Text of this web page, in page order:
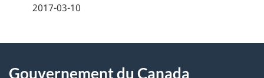
2017-03-10
Gouvernement du Canada